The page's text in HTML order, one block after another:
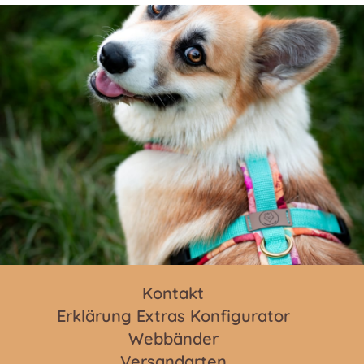
Kontakt
Erklärung Extras Konfigurator
Webbänder